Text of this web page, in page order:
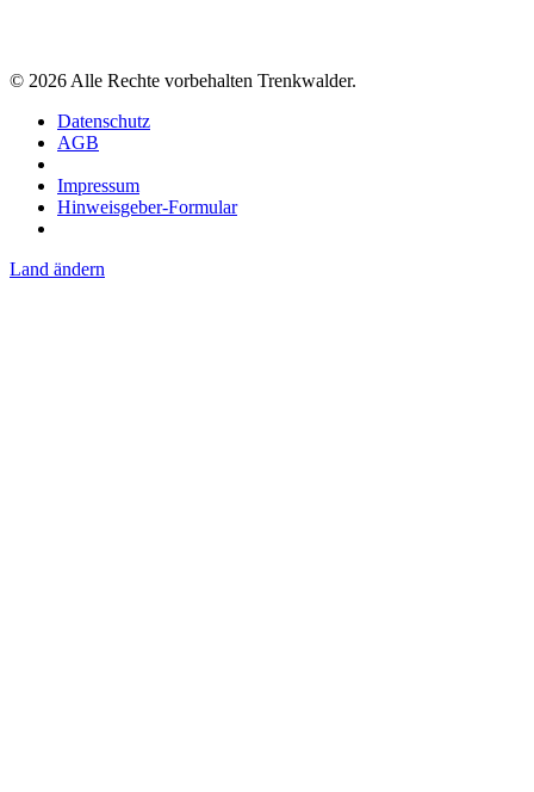
© 2026 Alle Rechte vorbehalten Trenkwalder.
Datenschutz
AGB
Impressum
Hinweisgeber-Formular
Land ändern